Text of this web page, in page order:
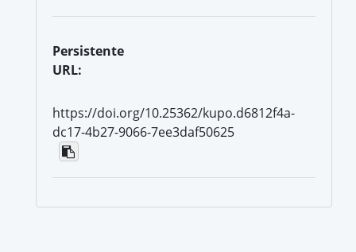
Persistente
URL:
https://doi.org/10.25362/kupo.d6812f4a-
dc17-4b27-9066-7ee3daf50625